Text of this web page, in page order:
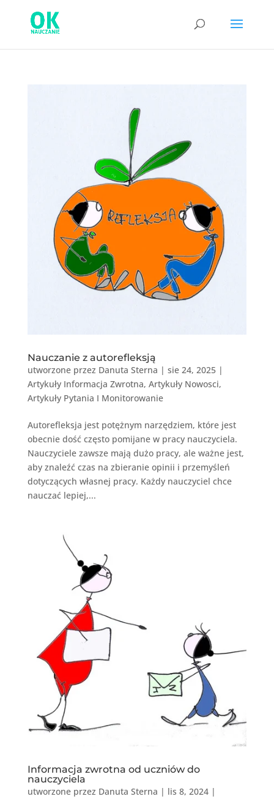
Nauczanie z autorefleksją
utworzone przez Danuta Sterna | sie 24, 2025|
Artykuły Informacja Zwrotna, Artykuły Nowosci,
Artykuły Pytania I Monitorowanie
Autorefleksja jest potężnym narzędziem, które jest
obecnie dość często pomijane w pracy nauczyciela.
Nauczyciele zawsze mają dużo pracy, ale ważne jest,
aby znaleźć czas na zbieranie opinii i przemyśleń
dotyczących własnej pracy. Każdy nauczyciel chce
nauczać lepiej,...
Informacja zwrotna od uczniów do
nauczyciela
utworzone przez Danuta Sterna | lis 8, 2024|